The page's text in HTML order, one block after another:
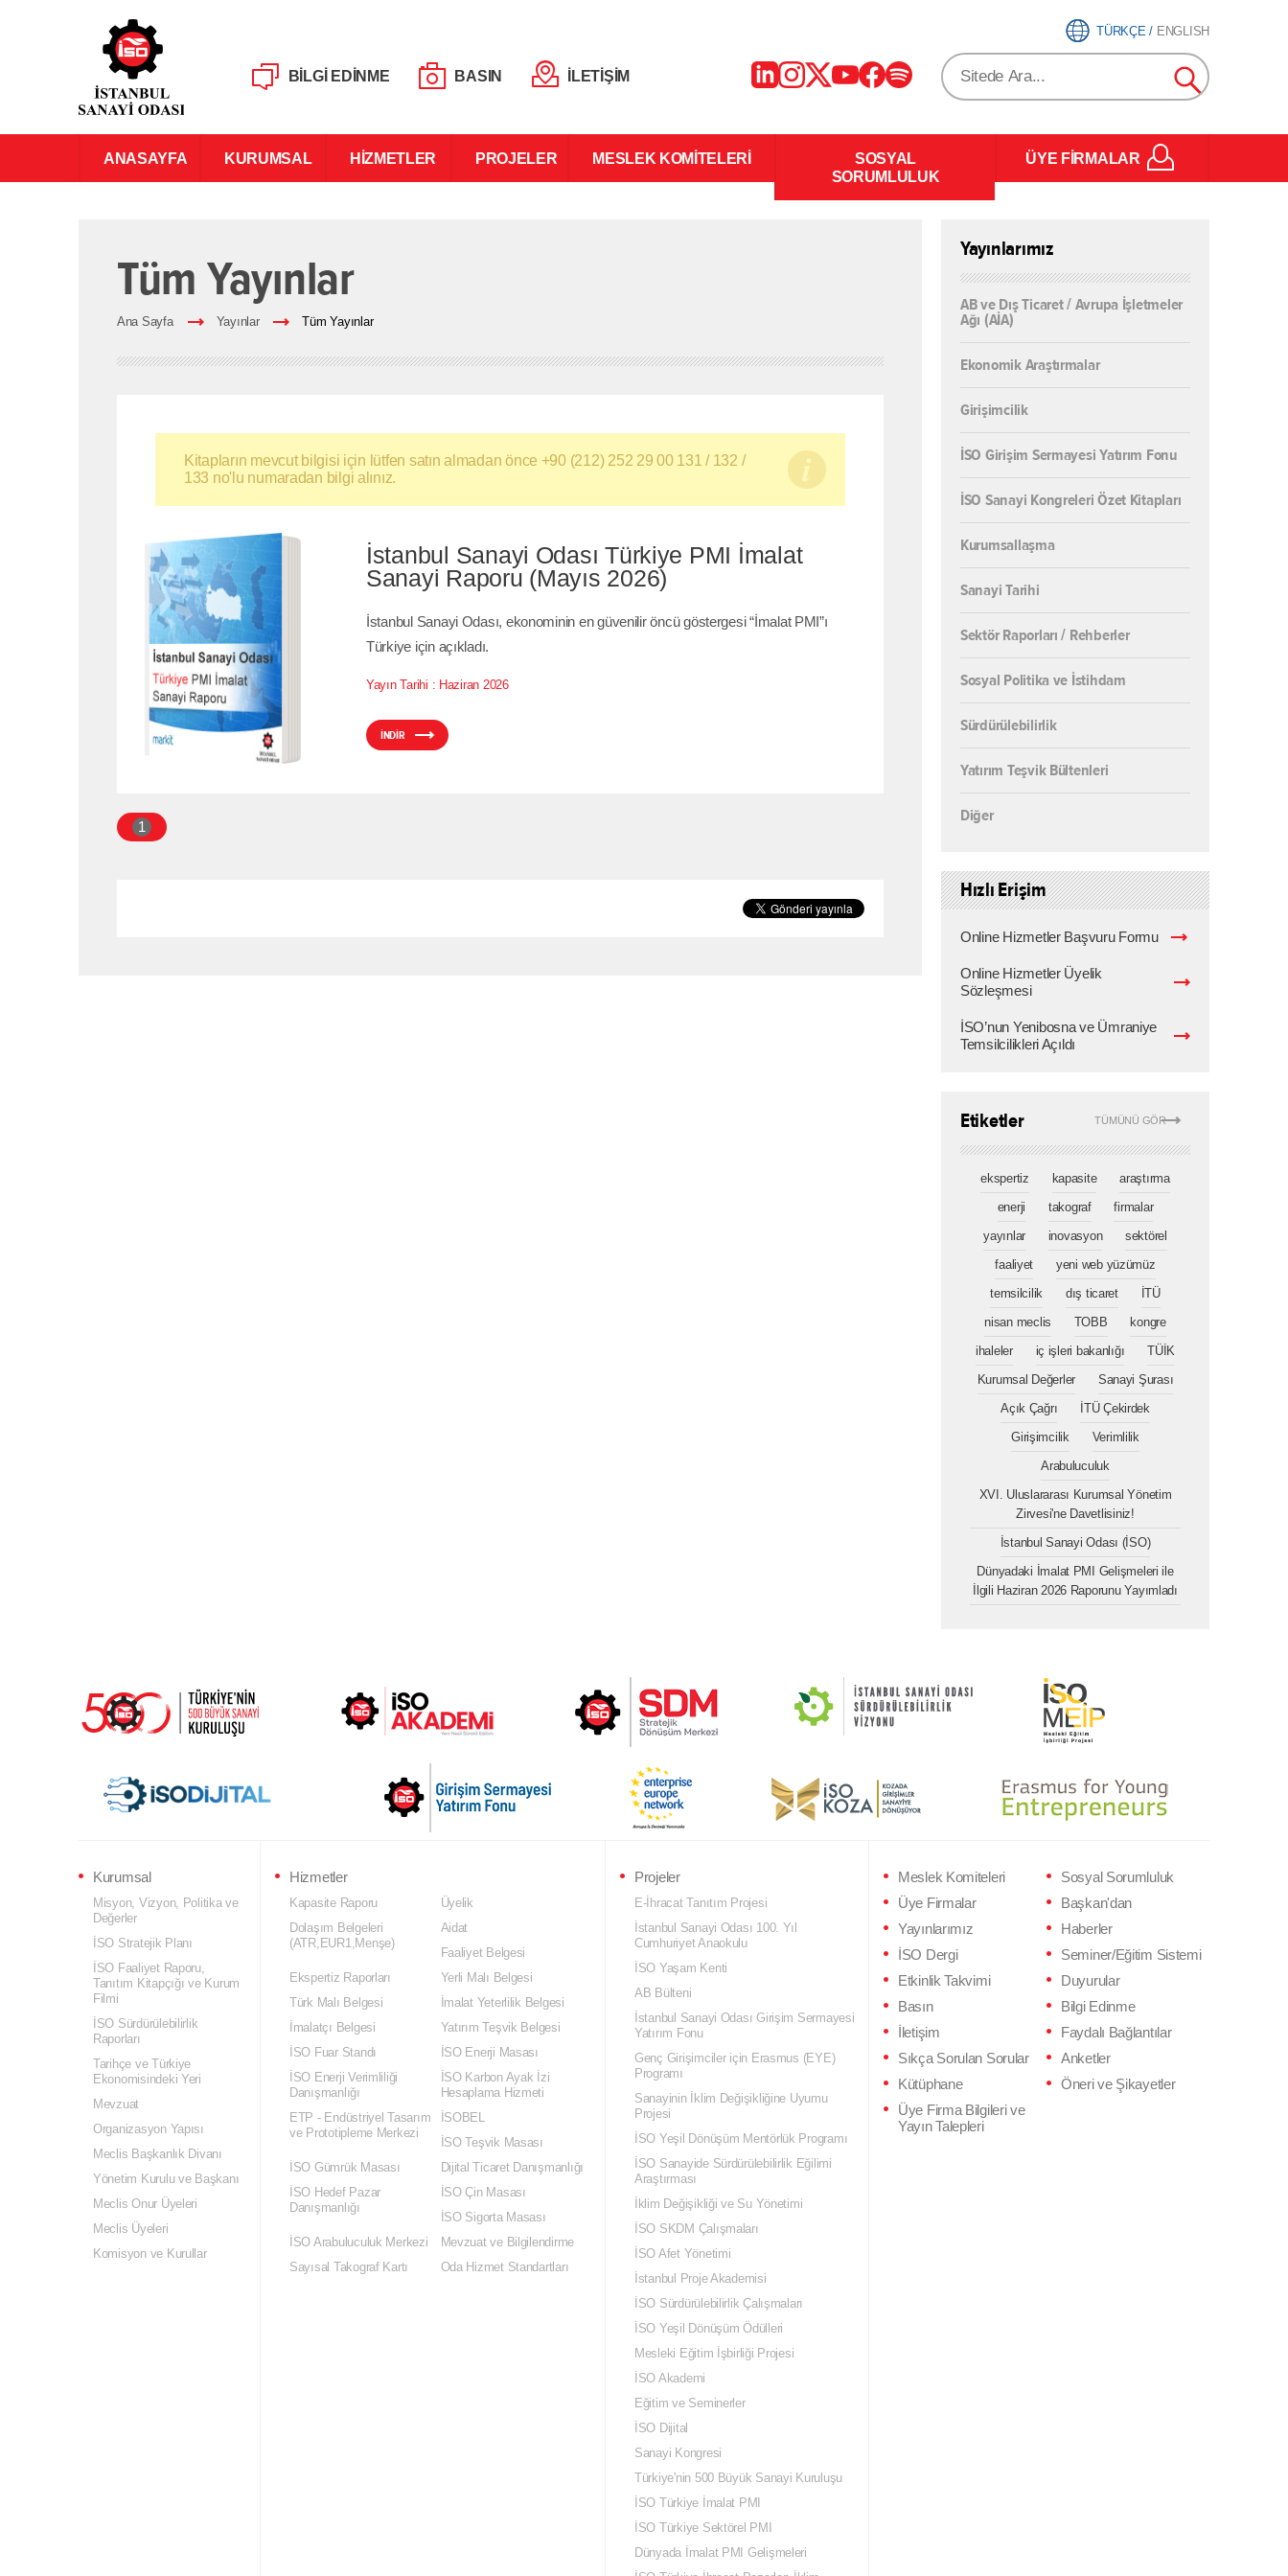
TÜRKÇE/ ENGLISH
ANASAYFA KURUMSAL HİZMETLER PROJELER MESLEK KOMİTELERİ
SOSYAL
SORUMLULUK
ÜYE FİRMALAR
BİLGİ EDİNME BASIN İLETİŞİM
Tüm Yayınlar
Ana Sayfa Yayınlar Tüm Yayınlar
Kitapların mevcut bilgisi için lütfen satın almadan önce +90 (212) 252 29 00 131 / 132 /
133 no'lu numaradan bilgi alınız.
İNDİR
İstanbul Sanayi Odası Türkiye PMI İmalat
Sanayi Raporu (Mayıs 2026)
İstanbul Sanayi Odası, ekonominin en güvenilir öncü göstergesi “İmalat PMI”ı
Türkiye için açıkladı.
Yayın Tarihi : Haziran 2026
İNDİR
1
Yayınlarımız
AB ve Dış Ticaret / Avrupa İşletmeler
Ağı (AİA)
Ekonomik Araştırmalar
Girişimcilik
İSO Girişim Sermayesi Yatırım Fonu
İSO Sanayi Kongreleri Özet Kitapları
Kurumsallaşma
Sanayi Tarihi
Sektör Raporları / Rehberler
Sosyal Politika ve İstihdam
Sürdürülebilirlik
Yatırım Teşvik Bültenleri
Diğer
Hızlı Erişim
Online Hizmetler Başvuru Formu
Online Hizmetler Üyelik
Sözleşmesi
İSO’nun Yenibosna ve Ümraniye
Temsilcilikleri Açıldı
TÜMÜNÜ GÖR
Etiketler
ekspertiz kapasite
araştırma
enerji
takograf
firmalar
yayınlar
inovasyon
sektörel
faaliyet
yeni web yüzümüz
temsilcilik
dış ticaret
İTÜ
nisan meclis
TOBB
kongre
ihaleler
iç işleri bakanlığı
TÜİK
Kurumsal Değerler
Sanayi Şurası
Açık Çağrı
İTÜ Çekirdek
Girişimcilik
Verimlilik
Arabuluculuk
XVI. Uluslararası Kurumsal Yönetim
Zirvesi'ne Davetlisiniz!
İstanbul Sanayi Odası (İSO)
Dünyadaki İmalat PMI Gelişmeleri ile
İlgili Haziran 2026 Raporunu Yayımladı
Kurumsal
Misyon, Vizyon, Politika ve
Değerler
İSO Stratejik Planı
İSO Faaliyet Raporu,
Tanıtım Kitapçığı ve Kurum
Filmi
İSO Sürdürülebilirlik
Raporları
Tarihçe ve Türkiye
Ekonomisindeki Yeri
Mevzuat
Organizasyon Yapısı
Meclis Başkanlık Divanı
Yönetim Kurulu ve Başkanı
Meclis Onur Üyeleri
Meclis Üyeleri
Komisyon ve Kurullar
Hizmetler
Kapasite Raporu
Üyelik
Dolaşım Belgeleri
(ATR,EUR1,Menşe)
Aidat
Faaliyet Belgesi
Ekspertiz Raporları
Yerli Malı Belgesi
Türk Malı Belgesi
İmalat Yeterlilik Belgesi
İmalatçı Belgesi
Yatırım Teşvik Belgesi
İSO Fuar Standı
İSO Enerji Masası
İSO Enerji Verimliliği
Danışmanlığı
İSO Karbon Ayak İzi
Hesaplama Hizmeti
ETP - Endüstriyel Tasarım
ve Prototipleme Merkezi
İSOBEL
İSO Teşvik Masası
İSO Gümrük Masası
Dijital Ticaret Danışmanlığı
İSO Hedef Pazar
Danışmanlığı
İSO Çin Masası
İSO Sigorta Masası
İSO Arabuluculuk Merkezi
Mevzuat ve Bilgilendirme
Sayısal Takograf Kartı
Oda Hizmet Standartları
Projeler
E-İhracat Tanıtım Projesi
İstanbul Sanayi Odası 100. Yıl
Cumhuriyet Anaokulu
İSO Yaşam Kenti
AB Bülteni
İstanbul Sanayi Odası Girişim Sermayesi
Yatırım Fonu
Genç Girişimciler için Erasmus (EYE)
Programı
Sanayinin İklim Değişikliğine Uyumu
Projesi
İSO Yeşil Dönüşüm Mentörlük Programı
İSO Sanayide Sürdürülebilirlik Eğilimi
Araştırması
İklim Değişikliği ve Su Yönetimi
İSO SKDM Çalışmaları
İSO Afet Yönetimi
İstanbul Proje Akademisi
İSO Sürdürülebilirlik Çalışmaları
İSO Yeşil Dönüşüm Ödülleri
Mesleki Eğitim İşbirliği Projesi
İSO Akademi
Eğitim ve Seminerler
İSO Dijital
Sanayi Kongresi
Türkiye'nin 500 Büyük Sanayi Kuruluşu
İSO Türkiye İmalat PMI
İSO Türkiye Sektörel PMI
Dünyada İmalat PMI Gelişmeleri
Meslek Komiteleri
Sosyal Sorumluluk
Üye Firmalar
Başkan'dan
Yayınlarımız
Haberler
İSO Dergi
Seminer/Eğitim Sistemi
Etkinlik Takvimi
Duyurular
Basın
Bilgi Edinme
İletişim
Faydalı Bağlantılar
Sıkça Sorulan Sorular
Anketler
Kütüphane
Öneri ve Şikayetler
Üye Firma Bilgileri ve
Yayın Talepleri